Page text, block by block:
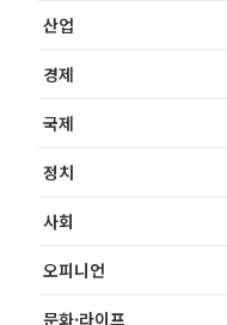
산업
경제
국제
정치
사회
오피니언
문화·라이프